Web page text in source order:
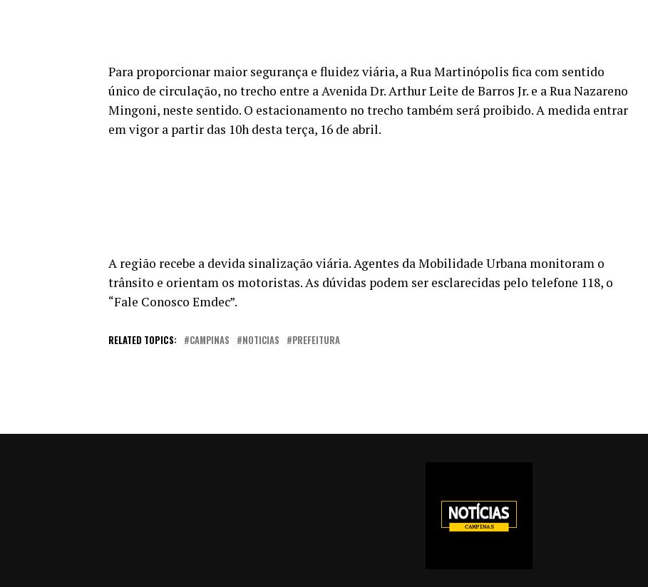
Para proporcionar maior segurança e fluidez viária, a Rua Martinópolis fica com sentido
único de circulação, no trecho entre a Avenida Dr. Arthur Leite de Barros Jr. e a Rua Nazareno
Mingoni, neste sentido. O estacionamento no trecho também será proibido. A medida entrar
em vigor a partir das 10h desta terça, 16 de abril.
A região recebe a devida sinalização viária. Agentes da Mobilidade Urbana monitoram o
trânsito e orientam os motoristas. As dúvidas podem ser esclarecidas pelo telefone 118, o
“Fale Conosco Emdec”.
RELATED TOPICS: CAMPINAS NOTICIAS PREFEITURA